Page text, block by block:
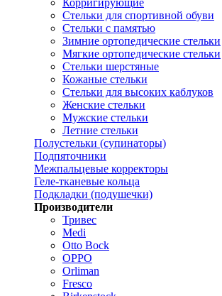
Корригирующие
Стельки для спортивной обуви
Стельки с памятью
Зимние ортопедические стельки
Мягкие ортопедические стельки
Стельки шерстяные
Кожаные стельки
Стельки для высоких каблуков
Женские стельки
Мужские стельки
Летние стельки
Полустельки (супинаторы)
Подпяточники
Межпальцевые корректоры
Геле-тканевые кольца
Подкладки (подушечки)
Производители
Тривес
Medi
Otto Bock
OPPO
Orliman
Fresco